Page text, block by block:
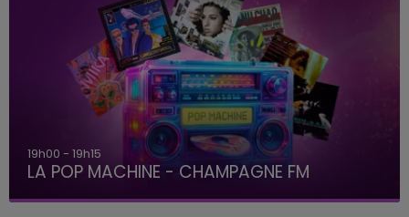
19h00 - 19h15
LA POP MACHINE - CHAMPAGNE FM